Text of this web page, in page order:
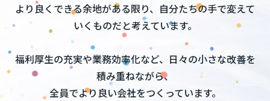
より良くできる余地がある限り、自分たちの手で変えて
いくものだと考えています。
福利厚生の充実や業務効率化など、日々の小さな改善を
積み重ねながら、
全員でより良い会社をつくっています。